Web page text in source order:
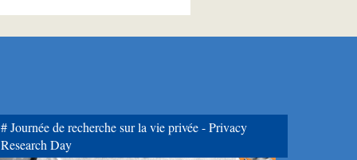
Journée de recherche sur la vie privée - Privacy
Research Day